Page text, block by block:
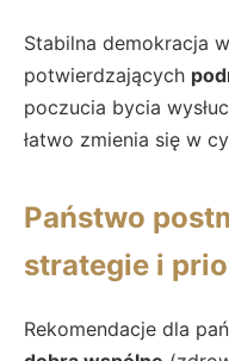
Stabilna demokracja
potwierdzających
poczucia bycia
łatwo zmienia się w
Państwo
strategie i
Rekomendacje dla